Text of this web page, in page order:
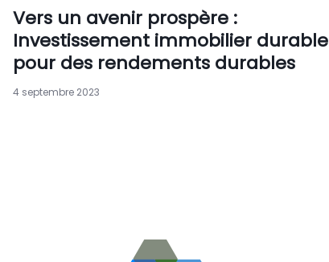
Vers un avenir prospère :
Investissement immobilier durable
pour des rendements durables
4 septembre 2023